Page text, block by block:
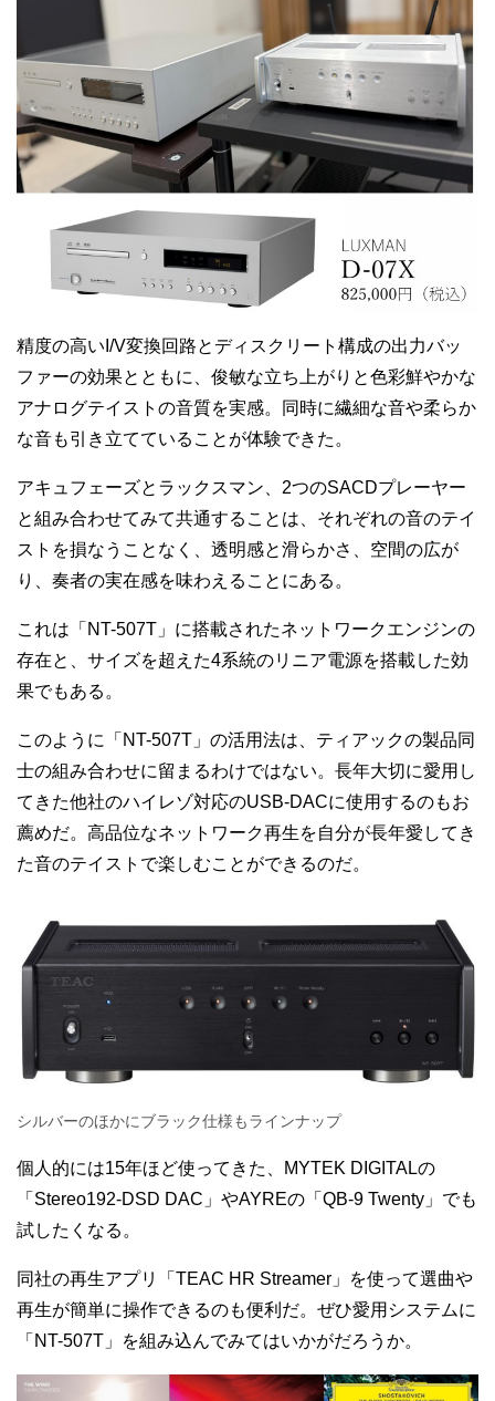
精度の高い I/V変換回路とディスクリート構成の出力バッ
ファーの効果とともに、俊敏な立ち上がりと色彩鮮やかな
アナログテイストの音質を実感。同時に繊細な音や柔らか
な音も引き立てていることが体験できた。
アキュフェーズとラックスマン、2つのSACDプレーヤー
と組み合わせてみて共通することは、それぞれの音のテイ
ストを損なうことなく、透明感と滑らかさ、空間の広が
り、奏者の実在感を味わえることにある。
これは「NT-507T」に搭載されたネットワークエンジンの
存在と、サイズを超えた4系統のリニア電源を搭載した効
果でもある。
このように「NT-507T」の活用法は、ティアックの製品同
士の組み合わせに留まるわけではない。長年大切に愛用し
てきた他社のハイレゾ対応のUSB-DACに使用するのもお
薦めだ。高品位なネットワーク再生を自分が長年愛してき
た音のテイストで楽しむことができるのだ。
シルバーのほかにブラック仕様もラインナップ
個人的には15年ほど使ってきた、MYTEK DIGITALの
「Stereo192-DSD DAC」やAYREの「QB-9 Twenty」でも
試したくなる。
同社の再生アプリ「TEAC HR Streamer」を使って選曲や
再生が簡単に操作できるのも便利だ。ぜひ愛用システムに
「NT-507T」を組み込んでみてはいかがだろうか。